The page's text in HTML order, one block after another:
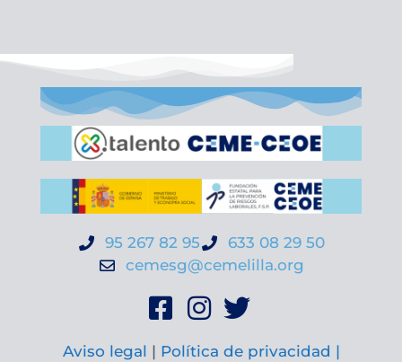
95 267 82 95
633 08 29 50
cemesg@cemelilla.org
Aviso legal | Política de privacidad |